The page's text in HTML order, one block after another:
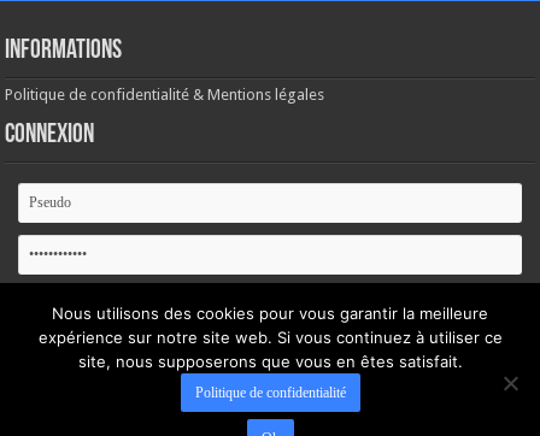
Informations
Politique de confidentialité & Mentions légales
Connexion
Se souvenir de moi
Mot de passe oublié ?
Nous utilisons des cookies pour vous garantir la meilleure
expérience sur notre site web. Si vous continuez à utiliser ce
site, nous supposerons que vous en êtes satisfait.
Politique de confidentialité